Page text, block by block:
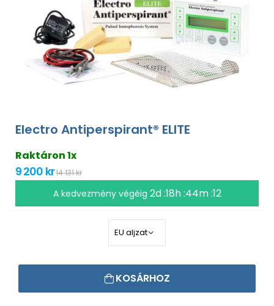
Electro Antiperspirant® ELITE
Raktáron 1x
9 200 kr14 131 kr
A kedvezmény végéig2d :18h :44m :11
KOSÁRHOZ